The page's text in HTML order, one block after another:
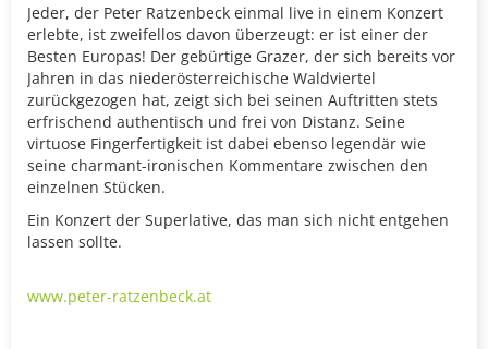
Jeder, der Peter Ratzenbeck einmal live in einem Konzert
erlebte, ist zweifellos davon überzeugt: er ist einer der
Besten Europas! Der gebürtige Grazer, der sich bereits vor
Jahren in das niederösterreichische Waldviertel
zurückgezogen hat, zeigt sich bei seinen Auftritten stets
erfrischend authentisch und frei von Distanz. Seine
virtuose Fingerfertigkeit ist dabei ebenso legendär wie
seine charmant-ironischen Kommentare zwischen den
einzelnen Stücken.
Ein Konzert der Superlative, das man sich nicht entgehen
lassen sollte.
www.peter-ratzenbeck.at